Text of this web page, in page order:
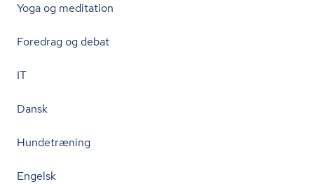
Yoga og meditation
Foredrag og debat
IT
Dansk
Hundetræning
Engelsk